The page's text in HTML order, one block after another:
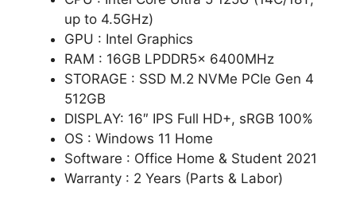
up to 4.5GHz)
GPU : Intel Graphics
RAM : 16GB LPDDR5x 6400MHz
STORAGE : SSD M.2 NVMe PCIe Gen 4
512GB
DISPLAY: 16″ IPS Full HD+, sRGB 100%
OS : Windows 11 Home
Software : Office Home & Student 2021
Warranty : 2 Years (Parts & Labor)